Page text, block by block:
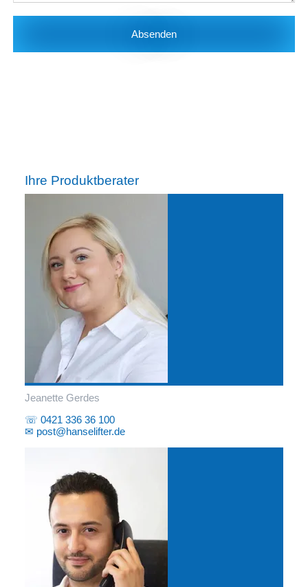
Absenden
Ihre Produktberater
Jeanette Gerdes
☏ 0421 336 36 100
✉ post@hanselifter.de